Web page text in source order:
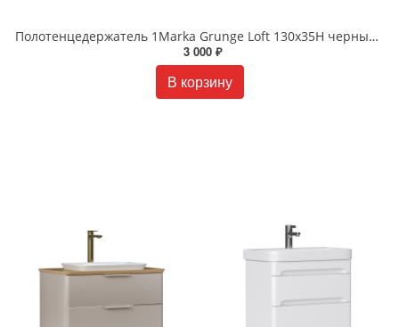
Полотенцедержатель 1Marka Grunge Loft 130х35Н черный Ц0000012508
3 000 ₽
В корзину